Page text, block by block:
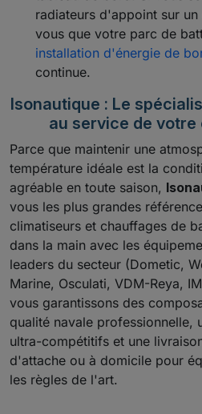
radiateurs d'appoint sur
vous que votre parc de
installation d'énergie de
continue.
Isonautique : Le
au service de
Parce que maintenir une
température idéale est la
agréable en toute saison,
vous les plus grandes
climatiseurs et chauffages de
dans la main avec les
leaders du secteur (Dometic,
Marine, Osculati, VDM-Reya,
vous garantissons des
qualité navale professionnelle,
ultra-compétitifs et une
d'attache ou à domicile pour
les règles de l'art.